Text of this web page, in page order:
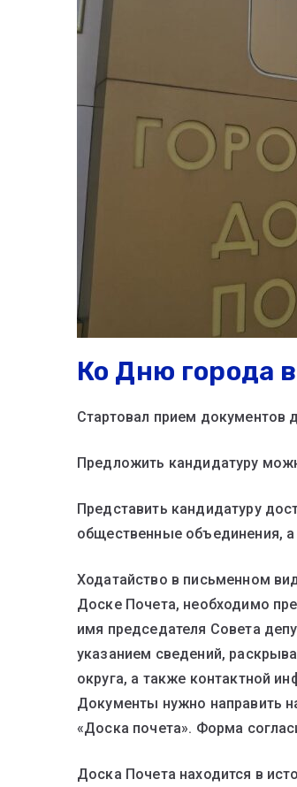
Ко Дню города
Стартовал прием
Предложить кандидатуру
Представить кандидатуру
общественные объединения,
Ходатайство в письменном
Доске Почета, необходимо
имя председателя Совета
указанием сведений,
округа, а также контактной
Документы нужно направить
«Доска почета». Форма
Доска Почета находится в